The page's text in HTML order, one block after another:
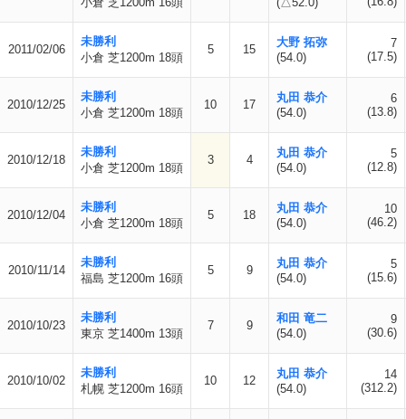
2011/02/06
未勝利
小倉 芝1200m 18頭
5 15
大野 拓弥
(54.0)
7
(17.5)
2010/12/25
未勝利
小倉 芝1200m 18頭
10 17
丸田 恭介
(54.0)
6
(13.8)
2010/12/18
未勝利
小倉 芝1200m 18頭
3 4
丸田 恭介
(54.0)
5
(12.8)
2010/12/04
未勝利
小倉 芝1200m 18頭
5 18
丸田 恭介
(54.0)
10
(46.2)
2010/11/14
未勝利
福島 芝1200m 16頭
5 9
丸田 恭介
(54.0)
5
(15.6)
2010/10/23
未勝利
東京 芝1400m 13頭
7 9
和田 竜二
(54.0)
9
(30.6)
2010/10/02
未勝利
札幌 芝1200m 16頭
10 12
丸田 恭介
(54.0)
14
(312.2)